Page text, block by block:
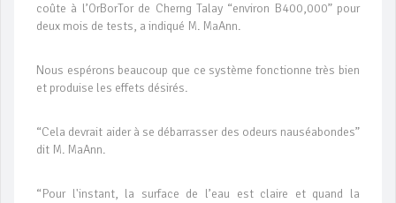
coûte à l’OrBorTor de Cherng Talay “environ B400,000” pour
deux mois de tests, a indiqué M. MaAnn.
Nous espérons beaucoup que ce système fonctionne très bien
et produise les effets désirés.
“Cela devrait aider à se débarrasser des odeurs nauséabondes”
dit M. MaAnn.
“Pour l'instant, la surface de l’eau est claire et quand la